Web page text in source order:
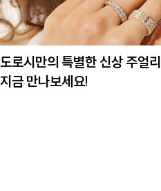
도로시만의 특별한 신상 주얼리
지금 만나보세요!